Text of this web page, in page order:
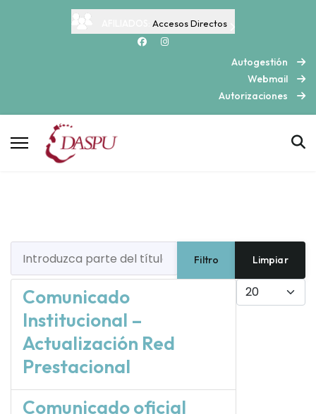
Accesos Directos
Autogestión
Webmail
Autorizaciones
Introduzca parte del título
Filtro Limpiar
Cantidad
Comunicado
Institucional –
Actualización Red
Prestacional
Comunicado oficial